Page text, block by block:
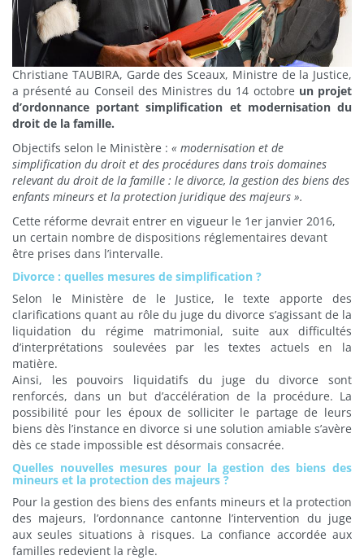
Christiane TAUBIRA, Garde des Sceaux, Ministre de la Justice,
a présenté au Conseil des Ministres du 14 octobre un projet
d’ordonnance portant simplification et modernisation du
droit de la famille.
Objectifs selon le Ministère : « modernisation et de
simplification du droit et des procédures dans trois domaines
relevant du droit de la famille : le divorce, la gestion des biens des
enfants mineurs et la protection juridique des majeurs ».
Cette réforme devrait entrer en vigueur le 1er janvier 2016,
un certain nombre de dispositions réglementaires devant
être prises dans l’intervalle.
Divorce : quelles mesures de simplification ?
Selon le Ministère de le Justice, le texte apporte des
clarifications quant au rôle du juge du divorce s’agissant de la
liquidation du régime matrimonial, suite aux difficultés
d’interprétations soulevées par les textes actuels en la
matière.
Ainsi, les pouvoirs liquidatifs du juge du divorce sont
renforcés, dans un but d’accélération de la procédure. La
possibilité pour les époux de solliciter le partage de leurs
biens dès l’instance en divorce si une solution amiable s’avère
dès ce stade impossible est désormais consacrée.
Quelles nouvelles mesures pour la gestion des biens des
mineurs et la protection des majeurs ?
Pour la gestion des biens des enfants mineurs et la protection
des majeurs, l’ordonnance cantonne l’intervention du juge
aux seules situations à risques. La confiance accordée aux
familles redevient la règle.